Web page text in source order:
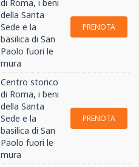
di Roma, i beni
della Santa
Sede e la
basilica di San
Paolo fuori le
mura
PRENOTA
Centro storico
di Roma, i beni
della Santa
Sede e la
basilica di San
Paolo fuori le
mura
PRENOTA